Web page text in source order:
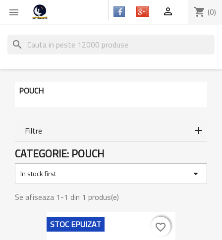
 shopping_cart (0)

search
POUCH
Filtre
CATEGORIE: POUCH
In stock first

Se afiseaza 1-1 din 1 produs(e)
STOC EPUIZAT favorite_border
favorite_border